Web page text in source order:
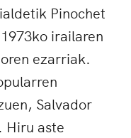
Pinochet
irailaren
ezarriak.
Salvador
Hiru aste